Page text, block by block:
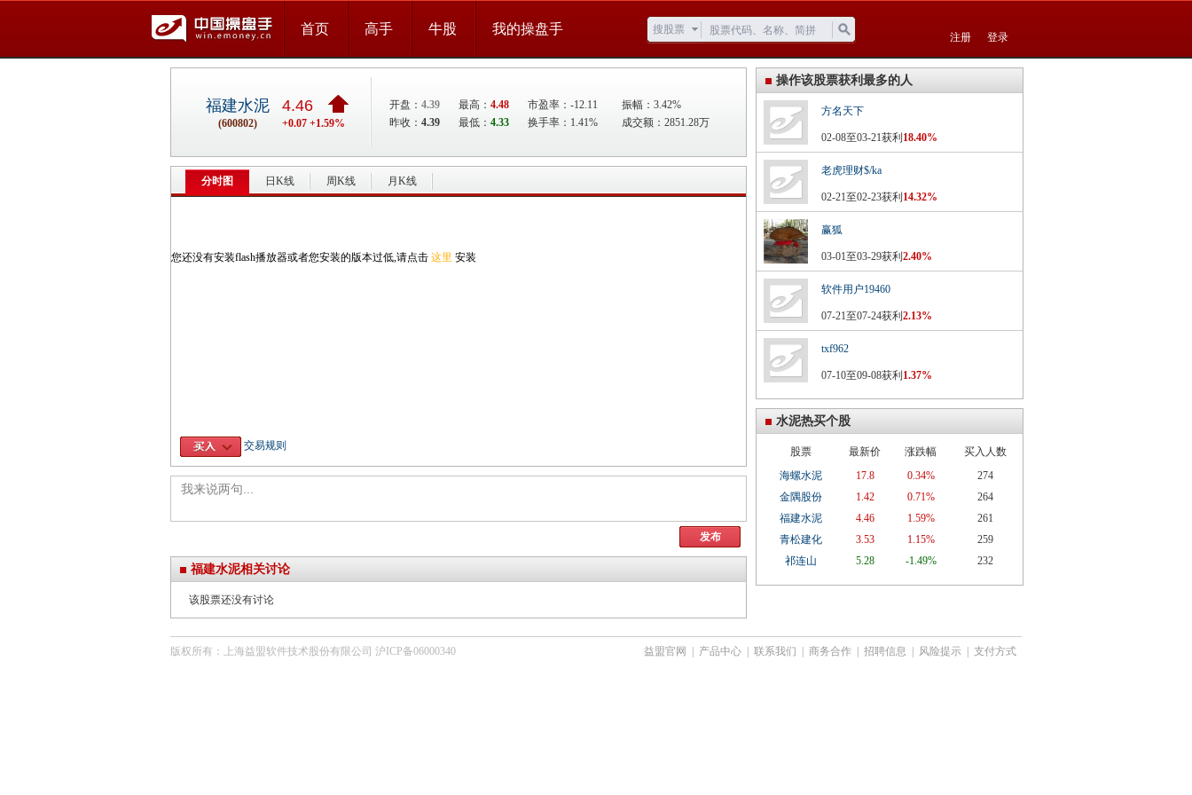
首页 高手 牛股 我的操盘手 搜股票
注册 登录
福建水泥
(600802)
4.46
+0.07 +1.59%
开盘： 4.39 最高： 4.48 市盈率：-12.11
振幅：3.42%
昨收： 4.39 最低： 4.33 换手率：1.41% 成交额：2851.28万
分时图 日K线 周K线 月K线
您还没有安装flash播放器或者您安装的版本过低,请点击 这里 安装
交易规则
发布
福建水泥相关讨论
该股票还没有讨论
操作该股票获利最多的人
方名天下
02-08至03-21获利 18.40%
老虎理财$/ka
02-21至02-23获利 14.32%
赢狐
03-01至03-29获利 2.40%
软件用户19460
07-21至07-24获利 2.13%
txf962
07-10至09-08获利 1.37%
水泥热买个股
股票 最新价 涨跌幅
买入人数
海螺水泥
17.8 0.34%
274
金隅股份
1.42 0.71%
264
福建水泥
4.46 1.59%
261
青松建化
3.53 1.15%
259
祁连山
5.28 -1.49% 232
版权所有：上海益盟软件技术股份有限公司 沪ICP备06000340 益盟官网 产品中心 联系我们 商务合作 招聘信息 风险提示 支付方式